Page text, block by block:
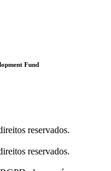
Fund
reservados.
reservados.